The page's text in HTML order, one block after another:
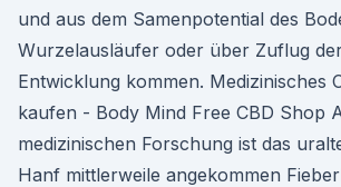
und aus dem Samenpotential des
Wurzelausläufer oder über Zuflug
Entwicklung kommen. Medizinisches
kaufen - Body Mind Free CBD Shop
medizinischen Forschung ist das
Hanf mittlerweile angekommen